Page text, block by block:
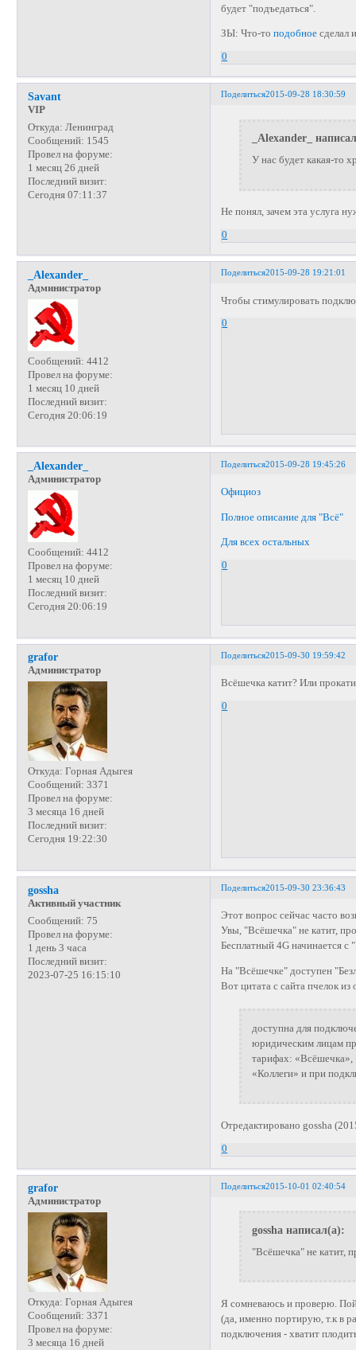
будет "подъедаться".
ЗЫ: Что-топодобное сделал
0
Поделиться2015-09-28 18:30:59
Savant
VIP
Откуда: Ленинград
Сообщений: 1545
Провел на форуме:
1 месяц 26 дней
Последний визит:
Сегодня 07:11:37
_Alexander_
У нас будет какая-то
Не понял, зачем эта услуга
0
Поделиться2015-09-28 19:21:01
_Alexander_
Администратор
Сообщений: 4412
Провел на форуме:
1 месяц 10 дней
Последний визит:
Сегодня 20:06:19
Чтобы стимулировать
0
Поделиться2015-09-28 19:45:26
_Alexander_
Администратор
Сообщений: 4412
Провел на форуме:
1 месяц 10 дней
Последний визит:
Сегодня 20:06:19
Официоз
Полное описание для "Всё"
Для всех остальных
0
Поделиться2015-09-30 19:59:42
grafor
Администратор
Откуда: Горная Адыгея
Сообщений: 3371
Провел на форуме:
3 месяца 16 дней
Последний визит:
Сегодня 19:22:30
Всёшечка катит? Или
0
Поделиться2015-09-30 23:36:43
gossha
Активный участник
Сообщений: 75
Провел на форуме:
1 день 3 часа
Последний визит:
2023-07-25 16:15:10
Этот вопрос сейчас часто
Увы, "Всёшечка" не катит,
Бесплатный 4G начинается с
На "Всёшечке" доступен
Вот цитата с сайта пчелок
доступна для
юридическим лицам
тарифах:
«Коллеги» и при
Отредактировано gossha
0
Поделиться2015-10-01 02:40:54
grafor
Администратор
Откуда: Горная Адыгея
Сообщений: 3371
Провел на форуме:
3 месяца 16 дней
gossha написал(а):
"Всёшечка" не катит,
Я сомневаюсь и проверю.
(да, именно портирую, т.к в
подключения - хватит